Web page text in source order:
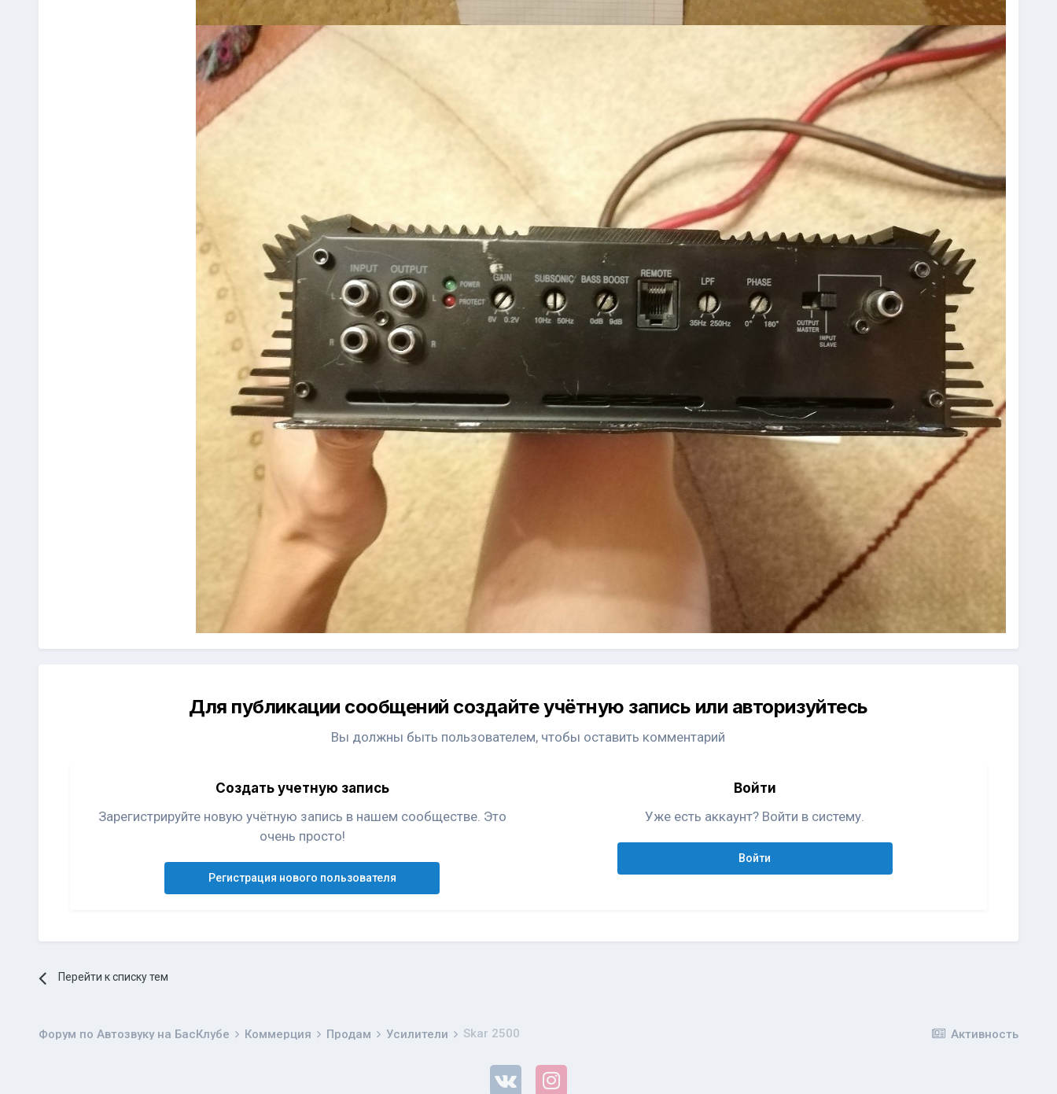
Для публикации сообщений создайте учётную запись или авторизуйтесь
Вы должны быть пользователем, чтобы оставить комментарий
Создать учетную запись
Зарегистрируйте новую учётную запись в нашем сообществе. Это
очень просто!
Регистрация нового пользователя
Войти
Уже есть аккаунт? Войти в систему.
Войти
Перейти к списку тем
Активность
Форум по Автозвуку на БасКлубе Коммерция Продам Усилители Skar 2500